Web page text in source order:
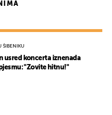
ŠIBENIKU
usred koncerta iznenada
"Zovite hitnu!"